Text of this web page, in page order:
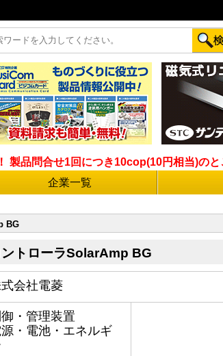
品問合せ1回につき10cop(10円相当)の
企業一覧
BG
トローラSolarAmp BG
会社電菱
・管理装置
・電池・エネルギ